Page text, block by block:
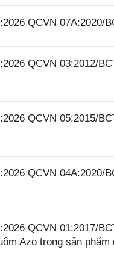
QCVN 07A:2020/
QCVN 03:2012/
QCVN 05:2015/
QCVN 04A:2020/
QCVN 01:2017/
Azo trong sản phẩm